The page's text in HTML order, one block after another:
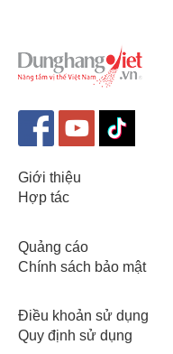
Giới thiệu
Hợp tác
Quảng cáo
Chính sách bảo mật
Điều khoản sử dụng
Quy định sử dụng